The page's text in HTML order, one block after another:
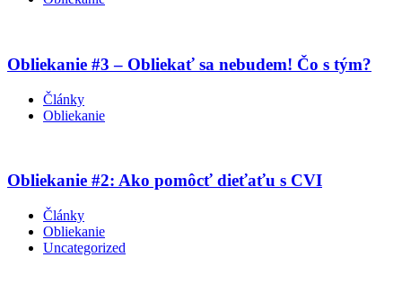
Obliekanie #3 – Obliekať sa nebudem! Čo s tým?
Články
Obliekanie
Obliekanie #2: Ako pomôcť dieťaťu s CVI
Články
Obliekanie
Uncategorized